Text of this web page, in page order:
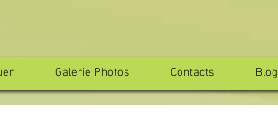
Galerie Photos Contacts Blog